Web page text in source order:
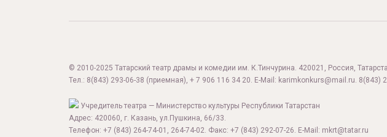
© 2010-2025 Татарский театр драмы и комедии им. К.Тинчурина. 420021, Россия,
Тел.: 8(843) 293-06-38 (приемная), + 7 906 116 34 20. E-Mail: karimkonkurs@mail.ru. 8(843)
Учредитель театра — Министерство культуры Республики Татарстан
Адрес: 420060, г. Казань, ул.Пушкина, 66/33.
Телефон: +7 (843) 264-74-01, 264-74-02. Факс: +7 (843) 292-07-26. E-Mail: mkrt@tatar.ru